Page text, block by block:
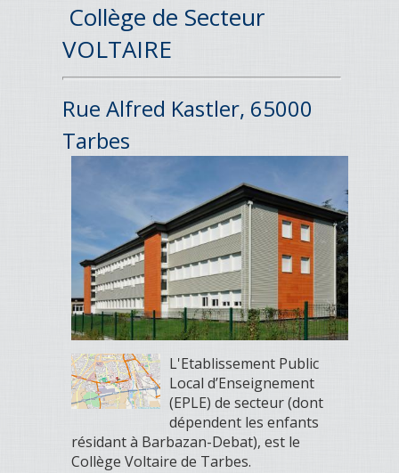
Collège de Secteur
VOLTAIRE
Rue Alfred Kastler, 65000
Tarbes
L'Etablissement Public
Local d’Enseignement
(EPLE) de secteur (dont
dépendent les enfants
résidant à Barbazan-Debat), est le
Collège Voltaire de Tarbes.